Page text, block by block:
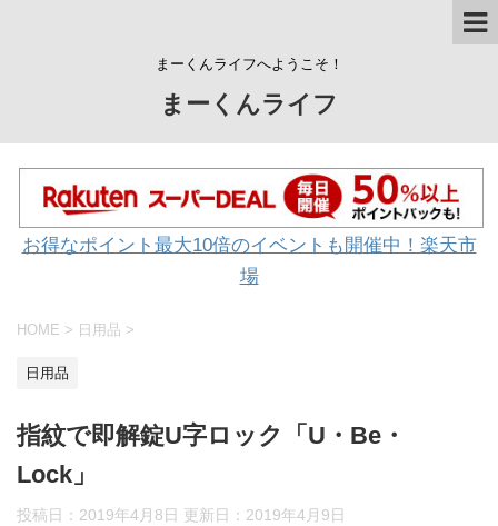
まーくんライフへようこそ！
まーくんライフ
お得なポイント最大10倍のイベントも開催中！楽天市
場
HOME > 日用品 >
日用品
指紋で即解錠U字ロック「U・Be・
Lock」
投稿日：2019年4月8日 更新日： 2019年4月9日